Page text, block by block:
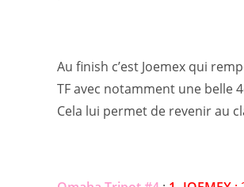
Au finish c’est Joemex qui
TF avec notamment une belle
Cela lui permet de revenir au